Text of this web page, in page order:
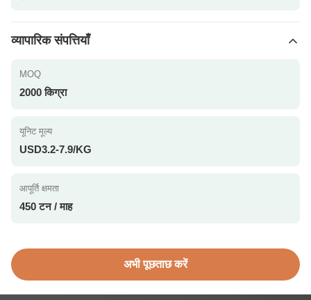
व्यापारिक संपत्तियाँ
MOQ
2000 किग्रा
यूनिट मूल्य
USD3.2-7.9/KG
आपूर्ति क्षमता
450 टन / माह
अभी पूछताछ करें